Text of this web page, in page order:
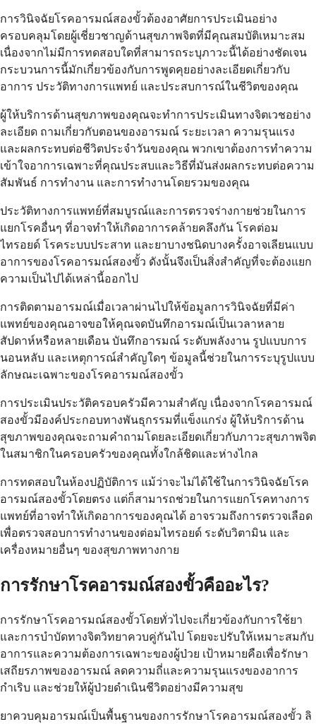
การวินิจฉัยโรคอารมณ์สองขั้วต้องอาศัยการประเมินอย่าง
ครอบคลุมโดยผู้เชี่ยวชาญด้านสุขภาพจิตที่มีคุณสมบัติเหมาะสม
เนื่องจากไม่มีการทดสอบใดที่สามารถระบุภาวะนี้ได้อย่างชัดเจน
กระบวนการนี้มักเกี่ยวข้องกับการพูดคุยอย่างละเอียดเกี่ยวกับ
อาการ ประวัติทางการแพทย์ และประสบการณ์ในชีวิตของคุณ
ผู้ให้บริการด้านสุขภาพของคุณจะทำการประเมินทางจิตเวชอย่าง
ละเอียด ถามเกี่ยวกับตอนของอารมณ์ ระยะเวลา ความรุนแรง
และผลกระทบต่อชีวิตประจำวันของคุณ พวกเขาต้องการทำความ
เข้าใจอาการเฉพาะที่คุณประสบและวิธีที่มันส่งผลกระทบต่อความ
สัมพันธ์ การทำงาน และการทำงานโดยรวมของคุณ
ประวัติทางการแพทย์ที่สมบูรณ์และการตรวจร่างกายช่วยในการ
แยกโรคอื่นๆ ที่อาจทำให้เกิดอาการคล้ายคลึงกัน โรคต่อม
ไทรอยด์ โรคระบบประสาท และยาบางชนิดบางครั้งอาจเลียนแบบ
อาการของโรคอารมณ์สองขั้ว ดังนั้นจึงเป็นสิ่งสำคัญที่จะต้องแยก
ความเป็นไปได้เหล่านี้ออกไป
การติดตามอารมณ์เมื่อเวลาผ่านไปให้ข้อมูลการวินิจฉัยที่มีค่า
แพทย์ของคุณอาจขอให้คุณจดบันทึกอารมณ์เป็นเวลาหลาย
สัปดาห์หรือหลายเดือน บันทึกอารมณ์ ระดับพลังงาน รูปแบบการ
นอนหลับ และเหตุการณ์สำคัญใดๆ ข้อมูลนี้ช่วยในการระบุรูปแบบ
ลักษณะเฉพาะของโรคอารมณ์สองขั้ว
การประเมินประวัติครอบครัวมีความสำคัญ เนื่องจากโรคอารมณ์
สองขั้วมีองค์ประกอบทางพันธุกรรมที่แข็งแกร่ง ผู้ให้บริการด้าน
สุขภาพของคุณจะถามคำถามโดยละเอียดเกี่ยวกับภาวะสุขภาพจิต
ในสมาชิกในครอบครัวของคุณทั้งใกล้ชิดและห่างไกล
การทดสอบในห้องปฏิบัติการ แม้ว่าจะไม่ได้ใช้ในการวินิจฉัยโรค
อารมณ์สองขั้วโดยตรง แต่ก็สามารถช่วยในการแยกโรคทางการ
แพทย์ที่อาจทำให้เกิดอาการของคุณได้ อาจรวมถึงการตรวจเลือด
เพื่อตรวจสอบการทำงานของต่อมไทรอยด์ ระดับวิตามิน และ
เครื่องหมายอื่นๆ ของสุขภาพทางกาย
การรักษาโรคอารมณ์สองขั้วคืออะไร?
การรักษาโรคอารมณ์สองขั้วโดยทั่วไปจะเกี่ยวข้องกับการใช้ยา
และการบำบัดทางจิตวิทยาควบคู่กันไป โดยจะปรับให้เหมาะสมกับ
อาการและความต้องการเฉพาะของผู้ป่วย เป้าหมายคือเพื่อรักษา
เสถียรภาพของอารมณ์ ลดความถี่และความรุนแรงของอาการ
กำเริบ และช่วยให้ผู้ป่วยดำเนินชีวิตอย่างมีความสุข
ยาควบคุมอารมณ์เป็นพื้นฐานของการรักษาโรคอารมณ์สองขั้ว ลิ